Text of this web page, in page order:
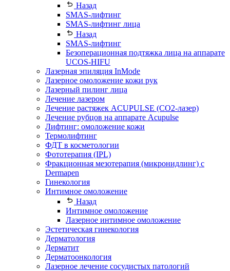
Назад
SMAS-лифтинг
SMAS-лифтинг лица
Назад
SMAS-лифтинг
Безоперационная подтяжка лица на аппарате
UCOS-HIFU
Лазерная эпиляция InMode
Лазерное омоложение кожи рук
Лазерный пилинг лица
Лечение лазером
Лечение растяжек ACUPULSE (CO2-лазер)
Лечение рубцов на аппарате Acupulse
Лифтинг: омоложение кожи
Термолифтинг
ФДТ в косметологии
Фототерапия (IPL)
Фракционная мезотерапия (микронидлинг) с
Dermapen
Гинекология
Интимное омоложение
Назад
Интимное омоложение
Лазерное интимное омоложение
Эстетическая гинекология
Дерматология
Дерматит
Дерматоонкология
Лазерное лечение сосудистых патологий